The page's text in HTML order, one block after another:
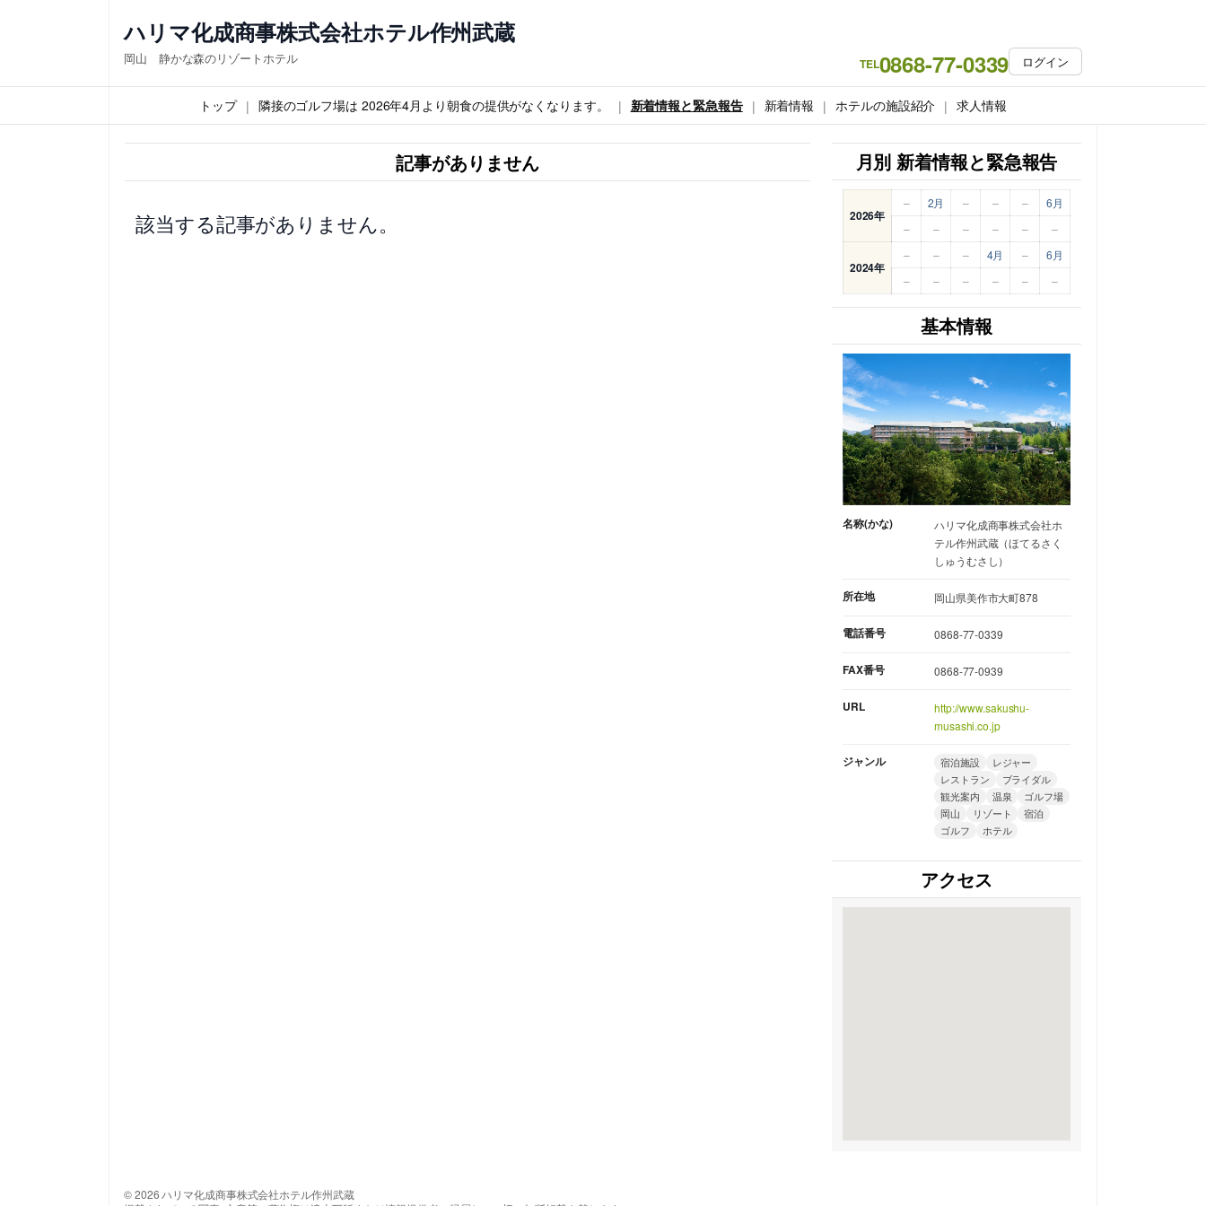
ス
キ
ハリマ化成商事株式会社ホテル作州武蔵
岡山 静かな森のリゾートホテル TEL0868-77-0339 ログイン
トップ 隣接のゴルフ場は 2026年4月より朝食の提供がなくなります。 新着情報と緊急報告 新着情報 ホテルの施設紹介 求人情報
記事がありません
該当する記事がありません。
月別 新着情報と緊急報告
2026年
– 2月 – – –
6月
–
– – – – –
2024年
– – – 4月 –
6月
–
– – – – –
基本情報
名称(かな)
ハリマ化成商事株式会社ホ
テル作州武蔵（ほてるさく
しゅうむさし）
所在地 岡山県美作市大町878
電話番号 0868-77-0339
FAX番号 0868-77-0939
URL
http://www.sakushu-
musashi.co.jp
ジャンル 宿泊施設
レジャー
レストラン
ブライダル
観光案内
温泉
ゴルフ場
岡山
リゾート
宿泊
ゴルフ
ホテル
アクセス
© 2026 ハリマ化成商事株式会社ホテル作州武蔵